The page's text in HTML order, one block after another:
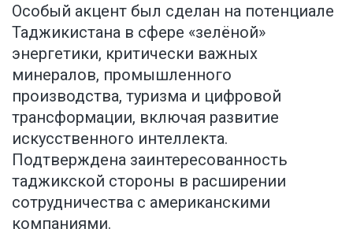
Особый акцент был сделан на потенциале
Таджикистана в сфере «зелёной»
энергетики, критически важных
минералов, промышленного
производства, туризма и цифровой
трансформации, включая развитие
искусственного интеллекта.
Подтверждена заинтересованность
таджикской стороны в расширении
сотрудничества с американскими
компаниями.